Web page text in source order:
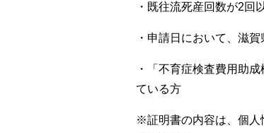
・既往流死産回数が2回
・申請日において、滋
・「不育症検査費用助
ている方
※証明書の内容は、個人